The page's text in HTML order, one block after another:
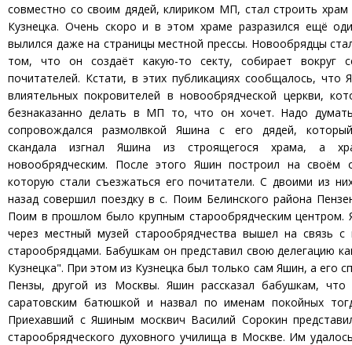
совместно со своим дядей, клириком МП, стал строить
Кузнецка. Очень скоро и в этом храме разразился ещё
вылился даже на страницы местной прессы. Новообрядцы
том, что он создаёт какую-то секту, собирает вокруг
почитателей. Кстати, в этих публикациях сообщалось, что
влиятельных покровителей в новообрядческой церкви,
безнаказанно делать в МП то, что он хочет. Надо
сопровождался размолвкой Яшина с его дядей,
скандала изгнал Яшина из строящегося храма, а
новообрядческим. После этого Яшин построил на своём
которую стали съезжаться его почитатели. С двоими из
назад совершил поездку в с. Поим Белинского района
Поим в прошлом было крупным старообрядческим центром.
через местный музей старообрядчества вышел на связь
старообрядцами. Бабушкам он представил свою делегацию
Кузнецка". При этом из Кузнецка был только сам Яшин, а его
Пензы, другой из Москвы. Яшин рассказал бабушкам,
саратовским батюшкой и назвал по именам покойных
Приехавший с Яшиным москвич Василий Сорокин
старообрядческого духовного училища в Москве. Им